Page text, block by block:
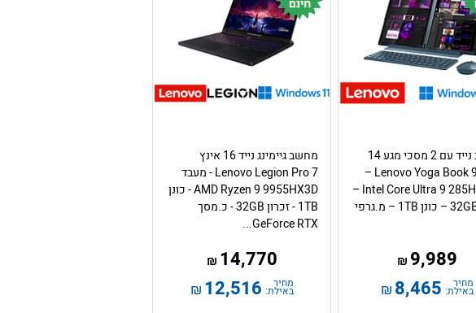
מחשב נייד עם 2 מסכי מגע 14
אינץ Lenovo Yoga Book 9i –
מעבד Intel Core Ultra 9 285H –
זכרון 32GB – כונן 1TB – מ.גרפי
9,989
₪
מחיר
באילת: 8,465
₪
מחשב גיימינג נייד 16 אינץ
Lenovo Legion Pro 7 - מעבד
AMD Ryzen 9 9955HX3D - כונן
1TB - זכרון 32GB - כ.מסך
GeForce RTX...
14,770
₪
מחיר
באילת: 12,516
₪